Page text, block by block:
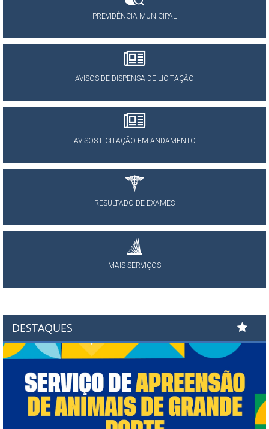
PREVIDÊNCIA MUNICIPAL
AVISOS DE DISPENSA DE LICITAÇÂO
AVISOS LICITAÇÃO EM ANDAMENTO
RESULTADO DE EXAMES
MAIS SERVIÇOS
DESTAQUES